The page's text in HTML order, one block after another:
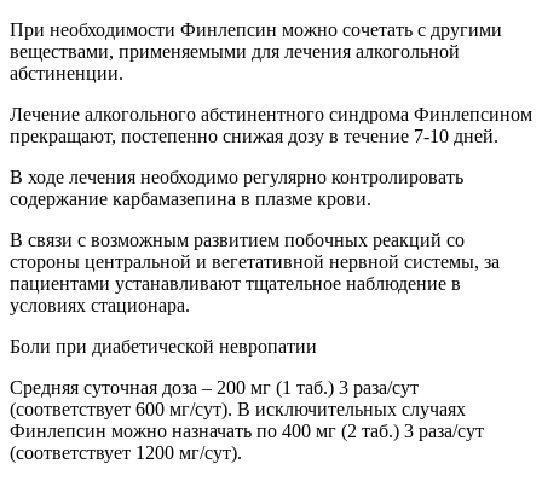
При необходимости Финлепсин можно сочетать с другими
веществами, применяемыми для лечения алкогольной
абстиненции.
Лечение алкогольного абстинентного синдрома Финлепсином
прекращают, постепенно снижая дозу в течение 7-10 дней.
В ходе лечения необходимо регулярно контролировать
содержание карбамазепина в плазме крови.
В связи с возможным развитием побочных реакций со
стороны центральной и вегетативной нервной системы, за
пациентами устанавливают тщательное наблюдение в
условиях стационара.
Боли при диабетической невропатии
Средняя суточная доза – 200 мг (1 таб.) 3 раза/сут
(соответствует 600 мг/сут). В исключительных случаях
Финлепсин можно назначать по 400 мг (2 таб.) 3 раза/сут
(соответствует 1200 мг/сут).